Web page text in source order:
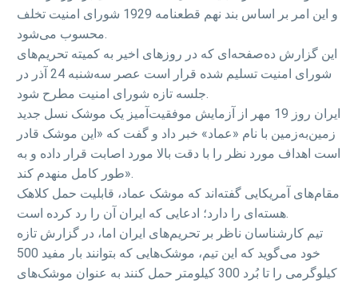
و این امر بر اساس بند نهم قطعنامه 1929 شورای امنیت تخلف
محسوب می‌شود.
این گزارش ده‌صفحه‌ای که در روزهای اخیر به کمیته تحریم‌های
شورای امنیت تسلیم شده قرار است عصر سه‌شنبه 24 آذر در
جلسه تازه شورای امنیت مطرح شود.
ایران روز 19 مهر از آزمایش موفقیت‌آمیز یک موشک نسل جدید
زمین‌به‌زمین با نام «عماد» خبر داد و گفت که «این موشک قادر
است اهداف مورد نظر را با دقت بالا مورد اصابت قرار داده و به
طور کامل منهدم کند».
مقام‌های آمریکایی گفته‌اند که موشک عماد، قابلیت حمل کلاهک
هسته‌ای را دارد؛ ادعایی که ایران آن را رد کرده است.
تیم کارشناسان ناظر بر تحریم‌های ایران اما، در گزارش تازه
خود می‌گوید که این تیم، موشک‌هایی که بتوانند بار مفید 500
کیلوگرمی را تا بُرد 300 کیلومتر حمل کنند به عنوان موشک‌های